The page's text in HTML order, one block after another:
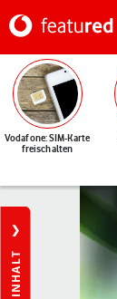
Vodafone: SIM-Karte
freischalten
INHALT